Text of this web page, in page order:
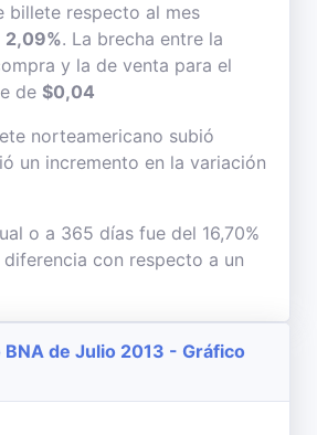
billete respecto al mes
2,09%. La brecha entre la
y la de venta para el
de $0,04
norteamericano subió
un incremento en la variación
o a 365 días fue del 16,70%
con respecto a un
de Julio 2013 - Gráfico